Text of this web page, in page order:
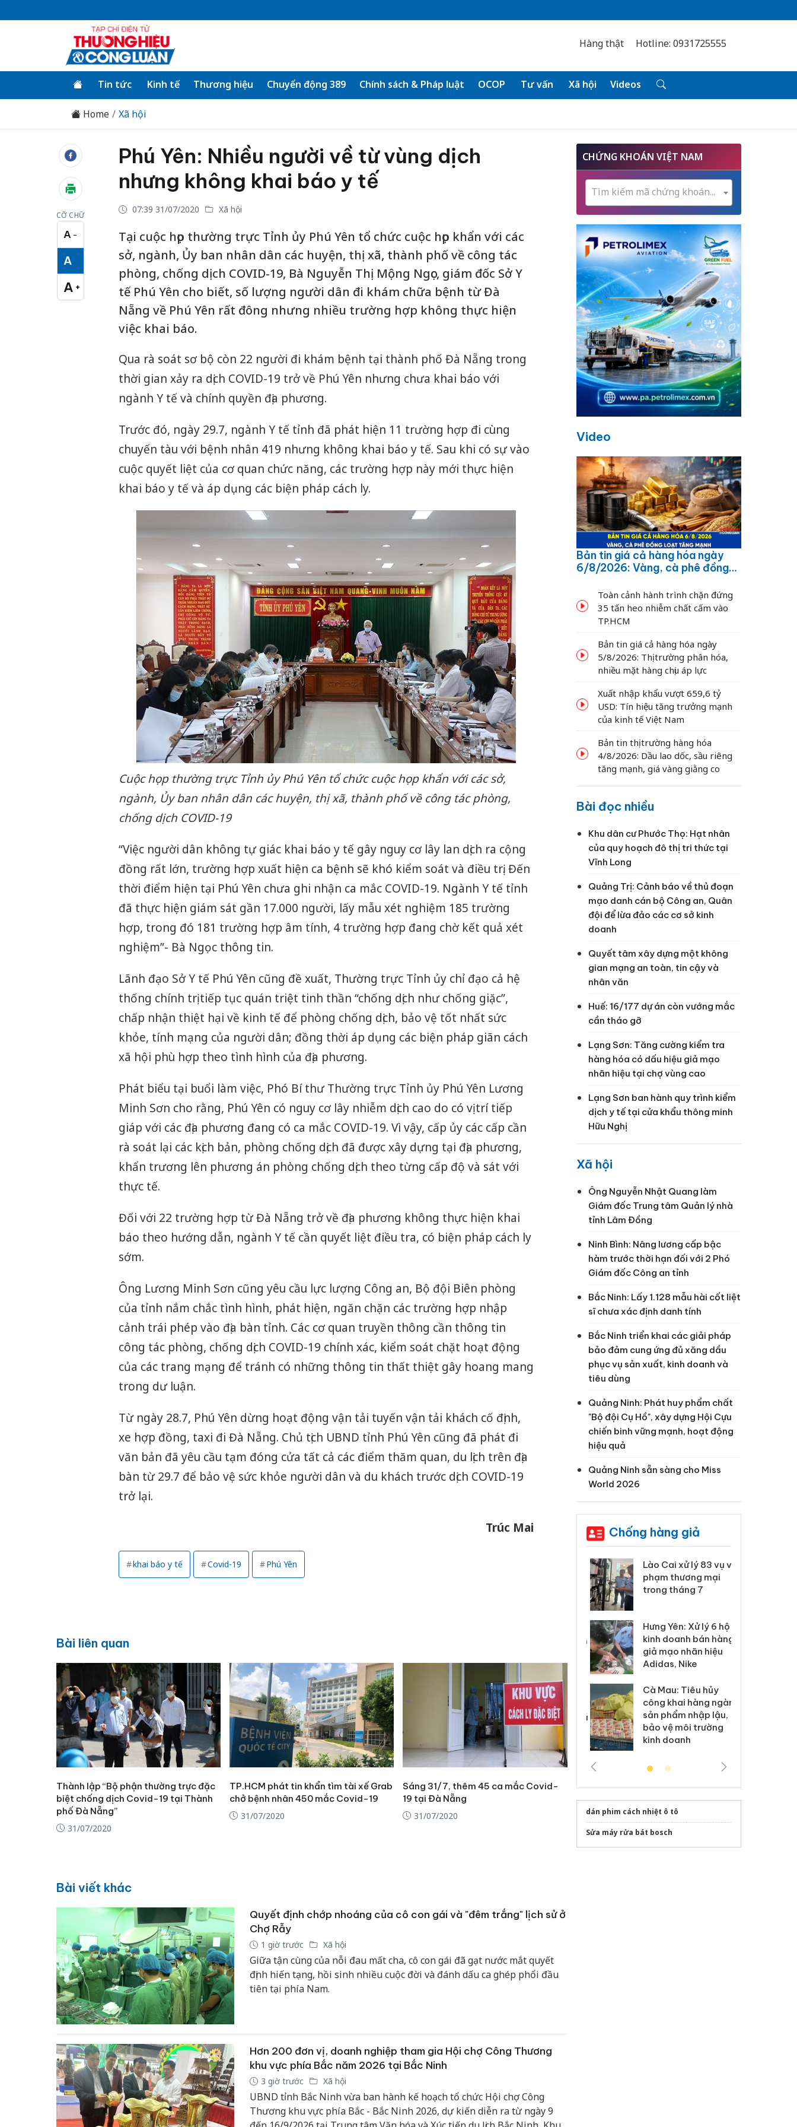
Hàng thật Hotline: 0931725555
Tin tức Kinh tế Thương hiệu Chuyển động 389 Chính sách & Pháp luật OCOP Tư vấn Xã hội Videos
Home Xã hội
CỠ CHỮ
A −
Cỡ chữ nhỏ
A
Cỡ chữ vừa
A +
Cỡ chữ lớn
Phú Yên: Nhiều người về từ vùng dịch
nhưng không khai báo y tế
07:39 31/07/2020 Xã hội
Tại cuộc họp thường trực Tỉnh ủy Phú Yên tổ chức cuộc họp khẩn với các
sở, ngành, Ủy ban nhân dân các huyện, thị xã, thành phố về công tác
phòng, chống dịch COVID-19, Bà Nguyễn Thị Mộng Ngọc, giám đốc Sở Y
tế Phú Yên cho biết, số lượng người dân đi khám chữa bệnh từ Đà
Nẵng về Phú Yên rất đông nhưng nhiều trường hợp không thực hiện
việc khai báo.
Qua rà soát sơ bộ còn 22 người đi khám bệnh tại thành phố Đà Nẵng trong
thời gian xảy ra dịch COVID-19 trở về Phú Yên nhưng chưa khai báo với
ngành Y tế và chính quyền địa phương.
Trước đó, ngày 29.7, ngành Y tế tỉnh đã phát hiện 11 trường hợp đi cùng
chuyến tàu với bệnh nhân 419 nhưng không khai báo y tế. Sau khi có sự vào
cuộc quyết liệt của cơ quan chức năng, các trường hợp này mới thực hiện
khai báo y tế và áp dụng các biện pháp cách ly.
Cuộc họp thường trực Tỉnh ủy Phú Yên tổ chức cuộc họp khẩn với các sở,
ngành, Ủy ban nhân dân các huyện, thị xã, thành phố về công tác phòng,
chống dịch COVID-19
“Việc người dân không tự giác khai báo y tế gây nguy cơ lây lan dịch ra cộng
đồng rất lớn, trường hợp xuất hiện ca bệnh sẽ khó kiểm soát và điều trị. Đến
thời điểm hiện tại Phú Yên chưa ghi nhận ca mắc COVID-19. Ngành Y tế tỉnh
đã thực hiện giám sát gần 17.000 người, lấy mẫu xét nghiệm 185 trường
hợp, trong đó 181 trường hợp âm tính, 4 trường hợp đang chờ kết quả xét
nghiệm”- Bà Ngọc thông tin.
Lãnh đạo Sở Y tế Phú Yên cũng đề xuất, Thường trực Tỉnh ủy chỉ đạo cả hệ
thống chính trị tiếp tục quán triệt tinh thần “chống dịch như chống giặc”,
chấp nhận thiệt hại về kinh tế để phòng chống dịch, bảo vệ tốt nhất sức
khỏe, tính mạng của người dân; đồng thời áp dụng các biện pháp giãn cách
xã hội phù hợp theo tình hình của địa phương.
Phát biểu tại buổi làm việc, Phó Bí thư Thường trực Tỉnh ủy Phú Yên Lương
Minh Sơn cho rằng, Phú Yên có nguy cơ lây nhiễm dịch cao do có vị trí tiếp
giáp với các địa phương đang có ca mắc COVID-19. Vì vậy, cấp ủy các cấp cần
rà soát lại các kịch bản, phòng chống dịch đã được xây dựng tại địa phương,
khẩn trương lên phương án phòng chống dịch theo từng cấp độ và sát với
thực tế.
Đối với 22 trường hợp từ Đà Nẵng trở về địa phương không thực hiện khai
báo theo hướng dẫn, ngành Y tế cần quyết liệt điều tra, có biện pháp cách ly
sớm.
Ông Lương Minh Sơn cũng yêu cầu lực lượng Công an, Bộ đội Biên phòng
của tỉnh nắm chắc tình hình, phát hiện, ngăn chặn các trường hợp nhập
cảnh trái phép vào địa bàn tỉnh. Các cơ quan truyền thông cần thông tin
công tác phòng, chống dịch COVID-19 chính xác, kiểm soát chặt hoạt động
của các trang mạng để tránh có những thông tin thất thiệt gây hoang mang
trong dư luận.
Từ ngày 28.7, Phú Yên dừng hoạt động vận tải tuyến vận tải khách cố định,
xe hợp đồng, taxi đi Đà Nẵng. Chủ tịch UBND tỉnh Phú Yên cũng đã phát đi
văn bản đã yêu cầu tạm đóng cửa tất cả các điểm thăm quan, du lịch trên địa
bàn từ 29.7 để bảo vệ sức khỏe người dân và du khách trước dịch COVID-19
trở lại.
Trúc Mai
khai báo y tế Covid-19 Phú Yên
Bài liên quan
Thành lập “Bộ phận thường trực đặc
biệt chống dịch Covid-19 tại Thành
phố Đà Nẵng”
31/07/2020
TP.HCM phát tin khẩn tìm tài xế Grab
chở bệnh nhân 450 mắc Covid-19
31/07/2020
Sáng 31/7, thêm 45 ca mắc Covid-
19 tại Đà Nẵng
31/07/2020
Bài viết khác
Quyết định chớp nhoáng của cô con gái và "đêm trắng" lịch sử ở
Chợ Rẫy
1 giờ trước Xã hội
Giữa tận cùng của nỗi đau mất cha, cô con gái đã gạt nước mắt quyết
định hiến tạng, hồi sinh nhiều cuộc đời và đánh dấu ca ghép phổi đầu
tiên tại phía Nam.
Hơn 200 đơn vị, doanh nghiệp tham gia Hội chợ Công Thương
khu vực phía Bắc năm 2026 tại Bắc Ninh
3 giờ trước Xã hội
UBND tỉnh Bắc Ninh vừa ban hành kế hoạch tổ chức Hội chợ Công
Thương khu vực phía Bắc - Bắc Ninh 2026, dự kiến diễn ra từ ngày 9
CHỨNG KHOÁN VIỆT NAM
Tìm kiếm mã chứng khoán...
Video
Bản tin giá cả hàng hóa ngày
6/8/2026: Vàng, cà phê đồng
Toàn cảnh hành trình chặn đứng
35 tấn heo nhiễm chất cấm vào
TP.HCM
Bản tin giá cả hàng hóa ngày
5/8/2026: Thị trường phân hóa,
nhiều mặt hàng chịu áp lực
Xuất nhập khẩu vượt 659,6 tỷ
USD: Tín hiệu tăng trưởng mạnh
của kinh tế Việt Nam
Bản tin thị trường hàng hóa
4/8/2026: Dầu lao dốc, sầu riêng
tăng mạnh, giá vàng giằng co
Bài đọc nhiều
Khu dân cư Phước Thọ: Hạt nhân
của quy hoạch đô thị tri thức tại
Vĩnh Long
Quảng Trị: Cảnh báo về thủ đoạn
mạo danh cán bộ Công an, Quân
đội để lừa đảo các cơ sở kinh
doanh
Quyết tâm xây dựng một không
gian mạng an toàn, tin cậy và
nhân văn
Huế: 16/177 dự án còn vướng mắc
cần tháo gỡ
Lạng Sơn: Tăng cường kiểm tra
hàng hóa có dấu hiệu giả mạo
nhãn hiệu tại chợ vùng cao
Lạng Sơn ban hành quy trình kiểm
dịch y tế tại cửa khẩu thông minh
Hữu Nghị
Xã hội
Ông Nguyễn Nhật Quang làm
Giám đốc Trung tâm Quản lý nhà
tỉnh Lâm Đồng
Ninh Bình: Nâng lương cấp bậc
hàm trước thời hạn đối với 2 Phó
Giám đốc Công an tỉnh
Bắc Ninh: Lấy 1.128 mẫu hài cốt liệt
sĩ chưa xác định danh tính
Bắc Ninh triển khai các giải pháp
bảo đảm cung ứng đủ xăng dầu
phục vụ sản xuất, kinh doanh và
tiêu dùng
Quảng Ninh: Phát huy phẩm chất
"Bộ đội Cụ Hồ", xây dựng Hội Cựu
chiến binh vững mạnh, hoạt động
hiệu quả
Quảng Ninh sẵn sàng cho Miss
World 2026
Chống hàng giả
Moyuum giả
An Giang: Đối tượng
chủ mưu đường dây
bán hàng giả tại Phú
Quốc ra đầu thú
Lào Cai xử lý 83 vụ vi
phạm thương mại
trong tháng 7
Hưng Yên: Xử lý 6 hộ
kinh doanh bán hàng
giả mạo nhãn hiệu
Adidas, Nike
Cà Mau: Tiêu hủy
công khai hàng ngàn
sản phẩm nhập lậu,
bảo vệ môi trường
kinh doanh
dán phim cách nhiệt ô tô
Sửa máy rửa bát bosch